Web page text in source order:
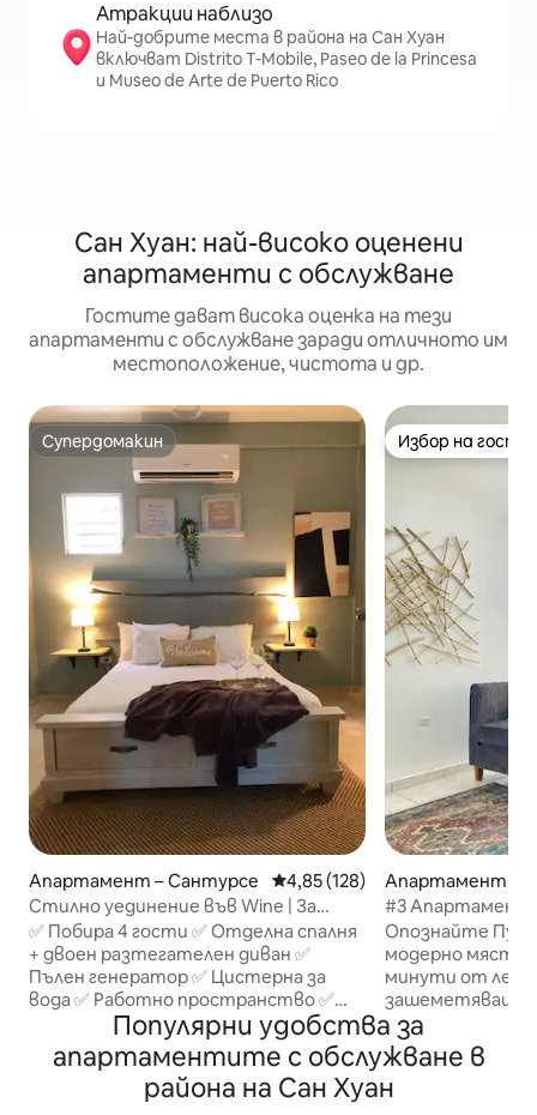
Атракции наблизо
Най-добрите места в района на Сан Хуан
включват Distrito T-Mobile, Paseo de la Princesa
и Museo de Arte de Puerto Rico
Сан Хуан: най-високо оценени
апартаменти с обслужване
Гостите дават висока оценка на тези
апартаменти с обслужване заради отличното им
местоположение, чистота и др.
Супердомакин
Супердомакин
Апартамент – Сантурсе Средна оценка: 4,85 от 5,
4,85 (128)
Стилно уединение във Wine | За
4 души | Генератор и вода
✅ Побира 4 гости ✅ Отделна спалня
+ двоен разтегателен диван ✅
Пълен генератор ✅ Цистерна за
вода ✅ Работно пространство ✅
Централна част на Сан Хуан Добре
дошли в нашия самостоятелен
апартамент в Сан Хуан. Насладете
се на комфортен престой с пълен
Избор на
Избор на
Апартамент –
#3 Апартамент
Опознайте
модерно място
минути от
разходете се из
отпуснете
приключенията
Перфектно за
Популярни удобства за
апартаментите с обслужване в
района на Сан Хуан